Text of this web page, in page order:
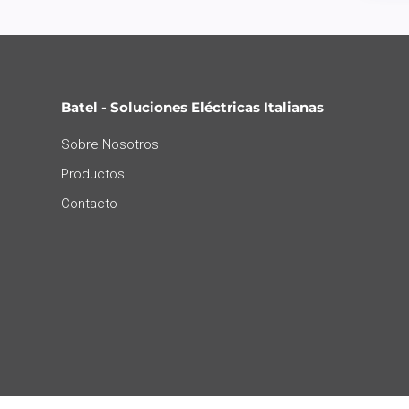
Batel - Soluciones Eléctricas Italianas
Sobre Nosotros
Productos
Contacto